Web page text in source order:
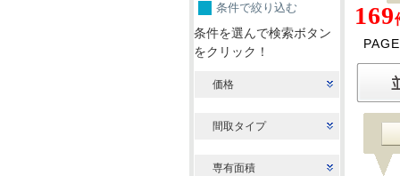
条件で絞り込む
条件を選んで検索ボタン
をクリック！
価格
間取タイプ
専有面積
169